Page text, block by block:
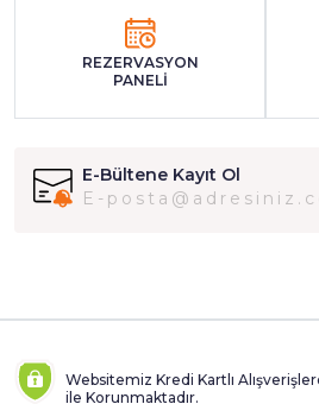
REZERVASYON
PANELİ
E-Bültene Kayıt Ol
Websitemiz Kredi Kartlı
ile Korunmaktadır.